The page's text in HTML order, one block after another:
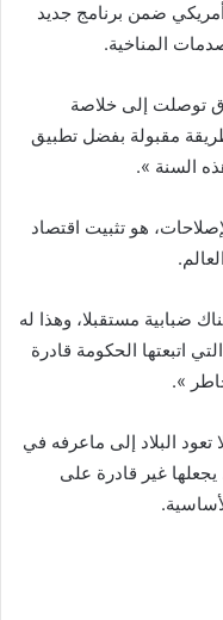
دولار أمريكي ضمن برنامج جديد
المناخية.
توصلت إلى خلاصة
مقبولة بفضل تطبيق
السنة ».
هو تثبيت اقتصاد
ضبابية مستقبلا، وهذا له
اتبعتها الحكومة قادرة
».
البلاد إلى ماعرفه في
غير قادرة على